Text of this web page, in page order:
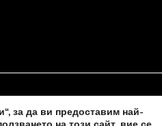
ПОЛИТИКА ЗА БИСКВИТКИ
за да ви предоставим най-